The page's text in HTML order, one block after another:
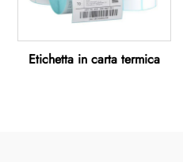
Etichetta in carta termica